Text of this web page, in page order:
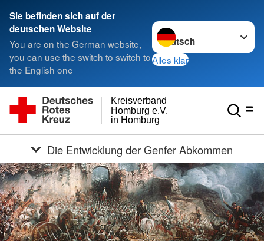
Sie befinden sich auf der
deutschen Website
You are on the German website,
you can use the switch to switch to
the English one
Sprache wechseln zu
Alles klar
in Homburg
Homburg e.V.
Kreisverband
Die Entwicklung der Genfer Abkommen